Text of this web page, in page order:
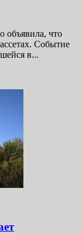
объявила, что
Событие
в...